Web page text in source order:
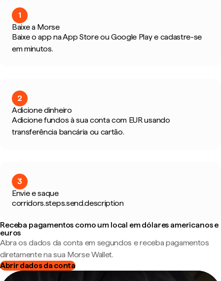
1
Baixe a Morse
Baixe o app na App Store ou Google Play e cadastre-se
em minutos.
2
Adicione dinheiro
Adicione fundos à sua conta com EUR usando
transferência bancária ou cartão.
3
Envie e saque
corridors.steps.send.description
Receba pagamentos como um local em dólares americanos e
euros
Abra os dados da conta em segundos e receba pagamentos
diretamente na sua Morse Wallet.
Abrir dados da conta